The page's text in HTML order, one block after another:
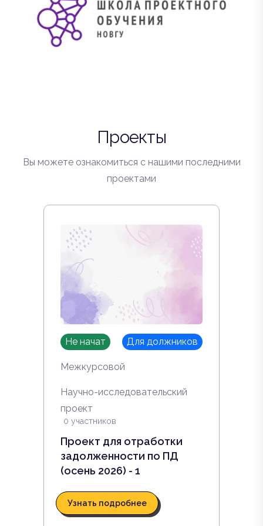
Проекты
Вы можете ознакомиться с нашими последними
проектами
Не начат Для должников
Межкурсовой
Научно-исследовательский
проект
0 участников
Проект для отработки
задолженности по ПД
(осень 2026) - 1
Узнать подробнее